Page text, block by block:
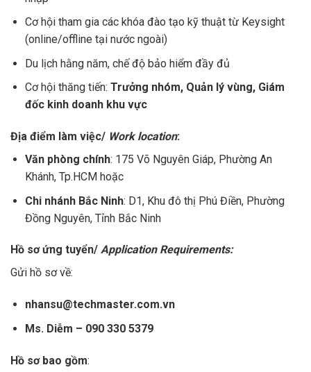
Cơ hội tham gia các khóa đào tạo kỹ thuật từ Keysight
(online/offline tại nước ngoài)
Du lịch hằng năm, chế độ bảo hiểm đầy đủ
Cơ hội thăng tiến: Trưởng nhóm, Quản lý vùng, Giám
đốc kinh doanh khu vực
Địa điểm làm việc/ Work location:
Văn phòng chính: 175 Võ Nguyên Giáp, Phường An
Khánh, Tp.HCM hoặc
Chi nhánh Bắc Ninh: D1, Khu đô thị Phú Điền, Phường
Đồng Nguyên, Tỉnh Bắc Ninh
Hồ sơ ứng tuyển/ Application Requirements:
Gửi hồ sơ về:
nhansu@techmaster.com.vn
Ms. Diễm – 090 330 5379
Hồ sơ bao gồm: